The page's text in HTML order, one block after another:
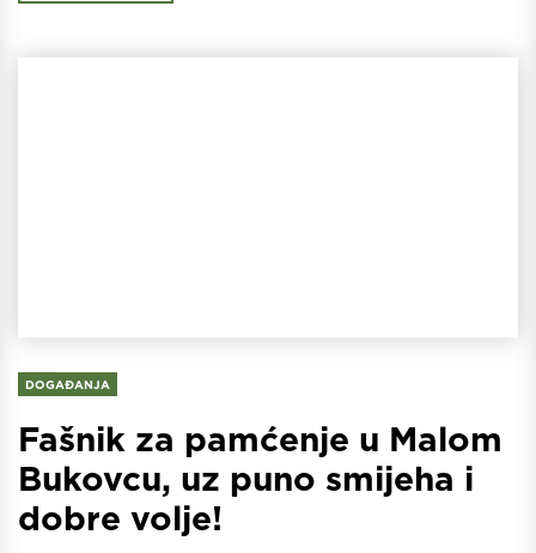
DOGAĐANJA
Fašnik za pamćenje u Malom
Bukovcu, uz puno smijeha i
dobre volje!